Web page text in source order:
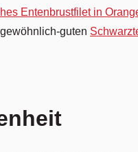
Entenbrustfilet in
guten